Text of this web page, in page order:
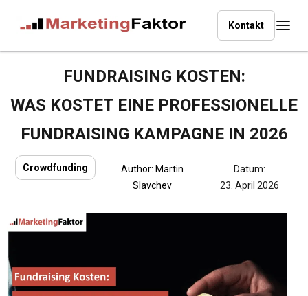
Kontakt
FUNDRAISING KOSTEN:
WAS KOSTET EINE PROFESSIONELLE
FUNDRAISING KAMPAGNE IN 2026
Crowdfunding Author: Martin
Slavchev
Datum:
23. April 2026